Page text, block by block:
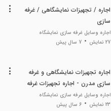
اجاره / تجهیزات نمایشگاهی / غرفه
سازی
اجاره وسایل غرفه سازی نمایشگاه
27 نمایش
7 سال پیش
اجاره تجهیزات نمایشگاهی و غرفه
سازی مدرن - اجاره تجهیزات غرفه
سازی نمایشگاه - وسایل نمایشگاهی
اجاره وسایل غرفه سازی نمایشگاه
23 نمایش
6 سال پیش